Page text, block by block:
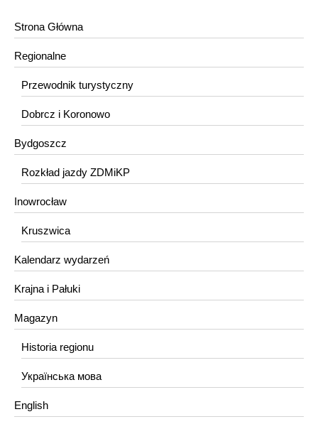
Strona Główna
Regionalne
Przewodnik turystyczny
Dobrcz i Koronowo
Bydgoszcz
Rozkład jazdy ZDMiKP
Inowrocław
Kruszwica
Kalendarz wydarzeń
Krajna i Pałuki
Magazyn
Historia regionu
Українська мова
English